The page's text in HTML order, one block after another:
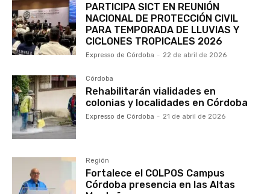
PARTICIPA SICT EN REUNIÓN
NACIONAL DE PROTECCIÓN CIVIL
PARA TEMPORADA DE LLUVIAS Y
CICLONES TROPICALES 2026
Expresso de Córdoba - 22 de abril de 2026
Córdoba
Rehabilitarán vialidades en
colonias y localidades en Córdoba
Expresso de Córdoba - 21 de abril de 2026
Región
Fortalece el COLPOS Campus
Córdoba presencia en las Altas